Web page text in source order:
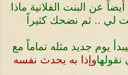
عن البنت الفلانية ماذا
لي .. ثم نضحك كثيراً
يوم جديد مثله تماماً مع
نقولهاوإذا به يحدث نفسه